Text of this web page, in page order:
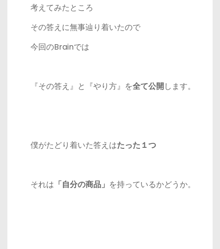
考えてみたところ
その答えに無事辿り着いたので
今回のBrainでは
『その答え』と『やり方』を全て公開します。
僕がたどり着いた答えはたった１つ
それは 「自分の商品」 を持っているかどうか。